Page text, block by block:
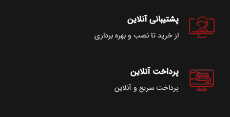
پشتیبانی آنلاین
از خرید تا نصب و بهره برداری
پرداخت آنلاین
پرداخت سریع و آنلاین